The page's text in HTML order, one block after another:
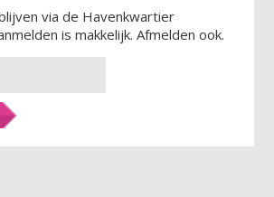
via de Havenkwartier
is makkelijk. Afmelden ook.